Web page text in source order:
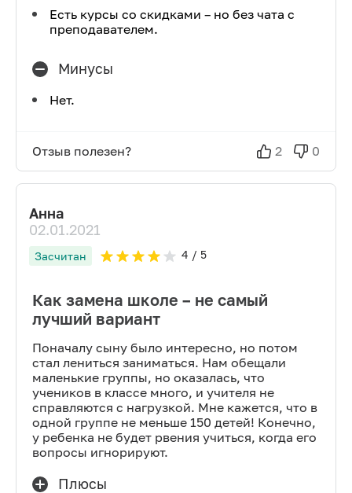
Есть курсы со скидками – но без чата с
преподавателем.
Минусы
Нет.
Отзыв полезен? 2 0
Анна
02.01.2021
Засчитан 4 / 5
Как замена школе – не самый
лучший вариант
Поначалу сыну было интересно, но потом
стал лениться заниматься. Нам обещали
маленькие группы, но оказалась, что
учеников в классе много, и учителя не
справляются с нагрузкой. Мне кажется, что в
одной группе не меньше 150 детей! Конечно,
у ребенка не будет рвения учиться, когда его
вопросы игнорируют.
Плюсы